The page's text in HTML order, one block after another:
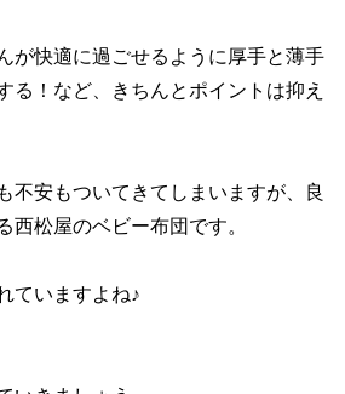
が快適に過ごせるように厚手と薄手
る！など、きちんとポイントは抑え
不安もついてきてしまいますが、良
西松屋のベビー布団です。
ていますよね♪